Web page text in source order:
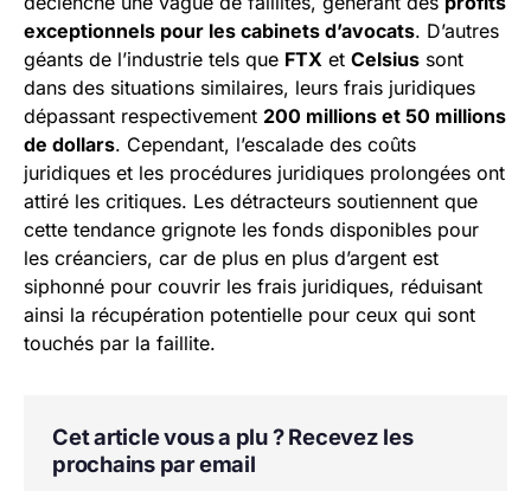
exceptionnels pour les cabinets d’avocats. D’autres
géants de l’industrie tels que FTX et Celsius sont
dans des situations similaires, leurs frais juridiques
dépassant respectivement 200 millions et 50 millions
de dollars. Cependant, l’escalade des coûts
juridiques et les procédures juridiques prolongées ont
attiré les critiques. Les détracteurs soutiennent que
cette tendance grignote les fonds disponibles pour
les créanciers, car de plus en plus d’argent est
siphonné pour couvrir les frais juridiques, réduisant
ainsi la récupération potentielle pour ceux qui sont
touchés par la faillite.
Cet article vous a plu ? Recevez les
prochains par email